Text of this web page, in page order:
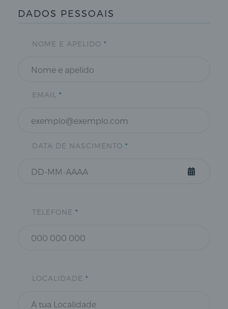
DADOS PESSOAIS
NOME E APELIDO *
EMAIL *
DATA DE NASCIMENTO *
TELEFONE *
LOCALIDADE *